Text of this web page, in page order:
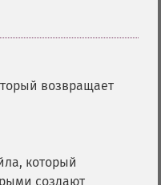
возвращает
который
создают